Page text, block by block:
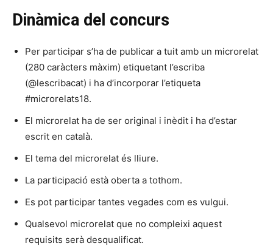
Dinàmica del concurs
Per participar s’ha de publicar a tuit amb un microrelat
(280 caràcters màxim) etiquetant l’escriba
(@lescribacat) i ha d’incorporar l’etiqueta
#microrelats18.
El microrelat ha de ser original i inèdit i ha d’estar
escrit en català.
El tema del microrelat és lliure.
La participació està oberta a tothom.
Es pot participar tantes vegades com es vulgui.
Qualsevol microrelat que no compleixi aquest
requisits serà desqualificat.